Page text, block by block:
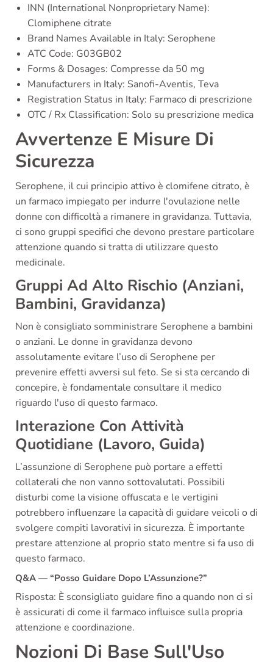
INN (International Nonproprietary Name):
Clomiphene citrate
Brand Names Available in Italy: Serophene
ATC Code: G03GB02
Forms & Dosages: Compresse da 50 mg
Manufacturers in Italy: Sanofi-Aventis, Teva
Registration Status in Italy: Farmaco di prescrizione
OTC / Rx Classification: Solo su prescrizione medica
Avvertenze E Misure Di
Sicurezza
Serophene, il cui principio attivo è clomifene citrato, è
un farmaco impiegato per indurre l'ovulazione nelle
donne con difficoltà a rimanere in gravidanza. Tuttavia,
ci sono gruppi specifici che devono prestare particolare
attenzione quando si tratta di utilizzare questo
medicinale.
Gruppi Ad Alto Rischio (Anziani,
Bambini, Gravidanza)
Non è consigliato somministrare Serophene a bambini
o anziani. Le donne in gravidanza devono
assolutamente evitare l’uso di Serophene per
prevenire effetti avversi sul feto. Se si sta cercando di
concepire, è fondamentale consultare il medico
riguardo l'uso di questo farmaco.
Interazione Con Attività
Quotidiane (Lavoro, Guida)
L’assunzione di Serophene può portare a effetti
collaterali che non vanno sottovalutati. Possibili
disturbi come la visione offuscata e le vertigini
potrebbero influenzare la capacità di guidare veicoli o di
svolgere compiti lavorativi in sicurezza. È importante
prestare attenzione al proprio stato mentre si fa uso di
questo farmaco.
Q&A — “Posso Guidare Dopo L’Assunzione?”
Risposta: È sconsigliato guidare fino a quando non ci si
è assicurati di come il farmaco influisce sulla propria
attenzione e coordinazione.
Nozioni Di Base Sull'Uso